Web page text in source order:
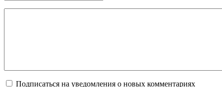
Подписаться на уведомления о новых комментариях